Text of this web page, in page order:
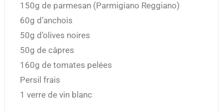
150g de parmesan (Parmigiano Reggiano)
60g d’anchois
50g d’olives noires
50g de câpres
160g de tomates pelées
Persil frais
1 verre de vin blanc